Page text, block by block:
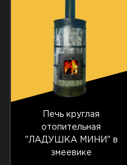
Печь круглая
отопительная
"ЛАДУШКА МИНИ" в
змеевике